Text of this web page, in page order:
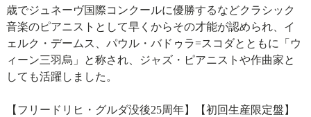
歳でジュネーヴ国際コンクールに優勝するなどクラシック
音楽のピアニストとして早くからその才能が認められ、イ
ェルク・デームス、パウル・バドゥラ=スコダとともに「ウ
ィーン三羽烏」と称され、ジャズ・ピアニストや作曲家と
しても活躍しました。
【フリードリヒ・グルダ没後25周年】【初回生産限定盤】